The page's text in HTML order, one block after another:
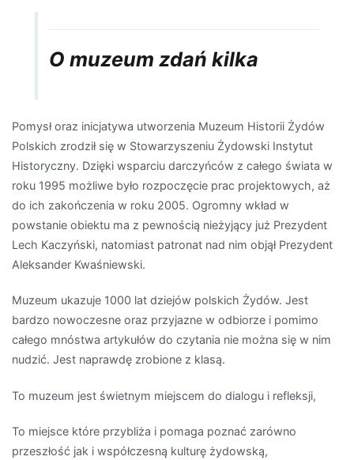
O muzeum zdań kilka
Pomysł oraz inicjatywa utworzenia Muzeum Historii Żydów
Polskich zrodził się w Stowarzyszeniu Żydowski Instytut
Historyczny. Dzięki wsparciu darczyńców z całego świata w
roku 1995 możliwe było rozpoczęcie prac projektowych, aż
do ich zakończenia w roku 2005. Ogromny wkład w
powstanie obiektu ma z pewnością nieżyjący już Prezydent
Lech Kaczyński, natomiast patronat nad nim objął Prezydent
Aleksander Kwaśniewski.
Muzeum ukazuje 1000 lat dziejów polskich Żydów. Jest
bardzo nowoczesne oraz przyjazne w odbiorze i pomimo
całego mnóstwa artykułów do czytania nie można się w nim
nudzić. Jest naprawdę zrobione z klasą.
To muzeum jest świetnym miejscem do dialogu i refleksji,
To miejsce które przybliża i pomaga poznać zarówno
przeszłość jak i współczesną kulturę żydowską,